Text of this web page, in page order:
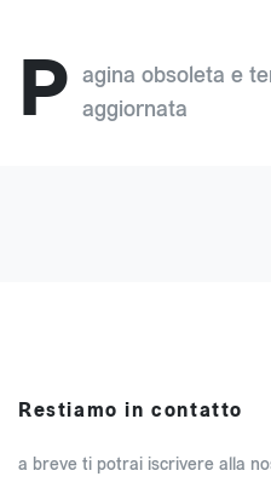
P agina obsoleta e
aggiornata
Restiamo in contatto
a breve ti potrai iscrivere alla